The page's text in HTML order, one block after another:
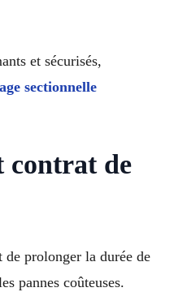
et sécurisés,
sectionnelle
contrat de
de prolonger la durée de
pannes coûteuses.